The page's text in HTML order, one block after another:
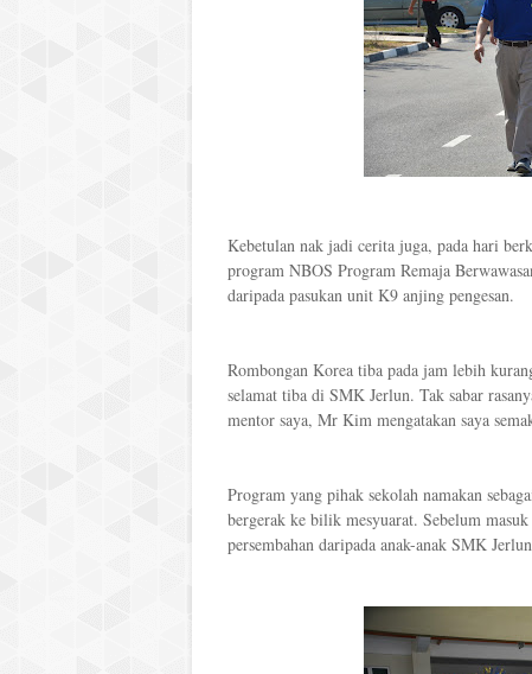
Kebetulan nak jadi cerita juga, pada hari
program NBOS Program Remaja
daripada pasukan unit K9 anjing pengesan.
Rombongan Korea tiba pada jam lebih
selamat tiba di SMK Jerlun. Tak sabar
mentor saya, Mr Kim mengatakan saya
Program yang pihak sekolah namakan
bergerak ke bilik mesyuarat. Sebelum
persembahan daripada anak-anak SMK